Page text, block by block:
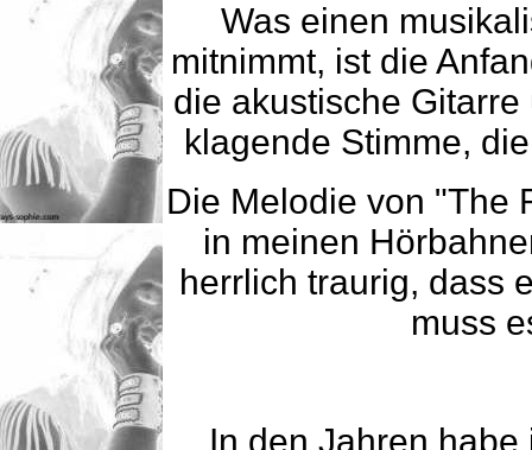
Was einen
mitnimmt, ist die
die akustische
klagende Stimme,
Die Melodie von "The
in meinen
herrlich traurig, dass
muss
In den Jahren